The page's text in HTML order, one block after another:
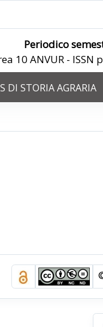
Periodico
10 ANVUR -
DI STORIA AGRARIA